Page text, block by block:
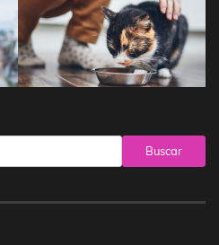
Buscar